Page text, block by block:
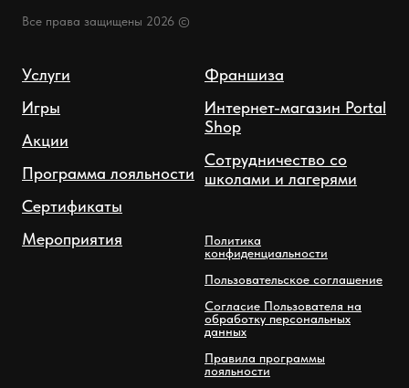
Все права защищены 2026 ©
Услуги
Игры
Акции
Программа лояльности
Сертификаты
Мероприятия
Франшиза
Интернет-магазин Portal
Shop
Сотрудничество со
школами и лагерями
Политика
конфиденциальности
Пользовательское соглашение
Согласие Пользователя на
обработку персональных
данных
Правила программы
лояльности